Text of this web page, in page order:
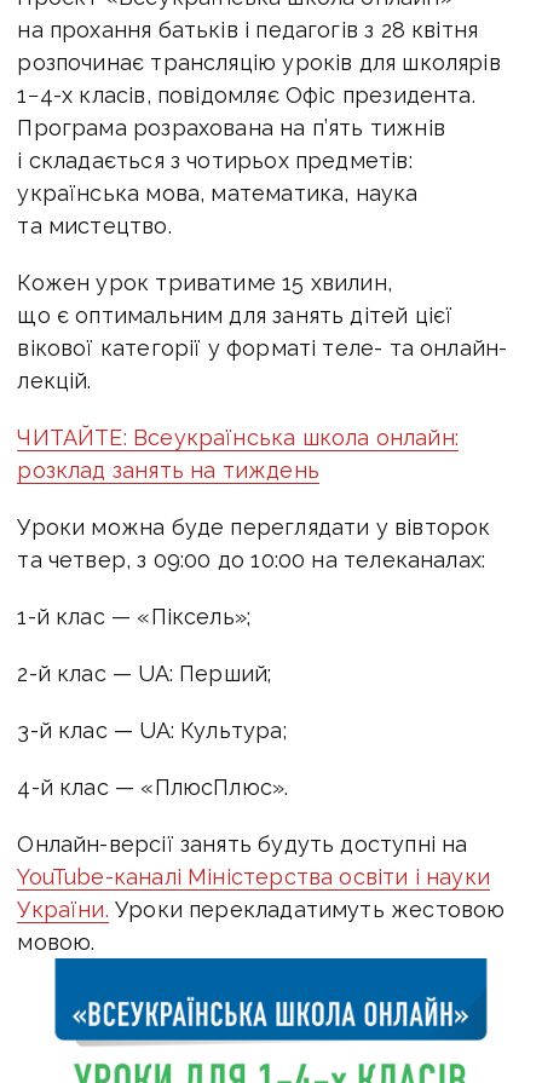
на прохання батьків і педагогів з 28 квітня
розпочинає трансляцію уроків для школярів
1−4-х класів, повідомляє Офіс президента.
Програма розрахована на п’ять тижнів
і складається з чотирьох предметів:
українська мова, математика, наука
та мистецтво.
Кожен урок триватиме 15 хвилин,
що є оптимальним для занять дітей цієї
вікової категорії у форматі теле- та онлайн-
лекцій.
ЧИТАЙТЕ: Всеукраїнська школа онлайн:
розклад занять на тиждень
Уроки можна буде переглядати у вівторок
та четвер, з 09:00 до 10:00 на телеканалах:
1-й клас — «Піксель»;
2-й клас — UA: Перший;
3-й клас — UA: Культура;
4-й клас — «ПлюсПлюс».
Онлайн-версії занять будуть доступні на
YouTube-каналі Міністерства освіти і науки
України. Уроки перекладатимуть жестовою
мовою.